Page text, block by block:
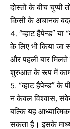
दोस्तों के बीच
किसी के अचानक
“व्हाट हैपेन्ड”
के लिए भी किया
और पहली बार
शुरुआत के रूप में
“व्हाट हैपेन्ड” के
न केवल विश्वास,
बल्कि यह
सकता है। इसके